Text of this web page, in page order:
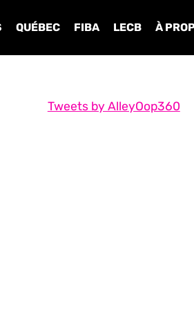
QUÉBEC FIBA LECB À
Tweets by AlleyOop360